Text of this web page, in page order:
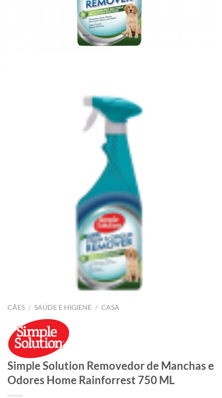
CÃES / SAÚDE E HIGIENE / CASA
Simple Solution Removedor de Manchas e
Odores Home Rainforrest 750 ML